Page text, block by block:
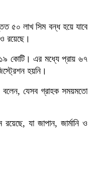
৫০ লাখ সিম বন্ধ হয়ে যাবে
রয়েছে।
কোটি। এর মধ্যে প্রায় ৬৭
হয়নি।
বলেন, যেসব গ্রাহক সময়মতো
যা জাপান, জার্মানি ও